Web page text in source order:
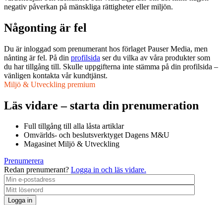
negativ påverkan på mänskliga rättigheter eller miljön.
Någonting är fel
Du är inloggad som prenumerant hos förlaget Pauser Media, men
nånting är fel. På din profilsida ser du vilka av våra produkter som
du har tillgång till. Skulle uppgifterna inte stämma på din profilsida –
vänligen kontakta vår kundtjänst.
Miljö & Utveckling premium
Läs vidare – starta din prenumeration
Full tillgång till alla låsta artiklar
Omvärlds- och beslutsverktyget Dagens M&U
Magasinet Miljö & Utveckling
Prenumerera
Redan prenumerant? Logga in och läs vidare.
Logga in